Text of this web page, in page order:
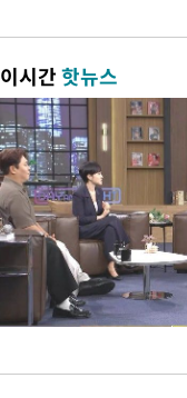
이시간핫뉴스